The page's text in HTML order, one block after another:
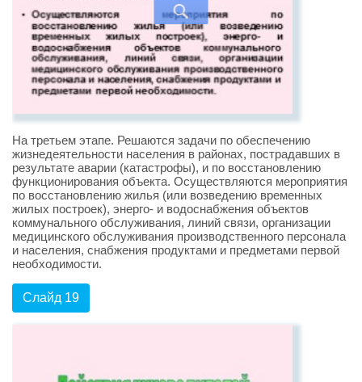
На третьем этапе. Решаются задачи по обеспечению
жизнедеятельности населения в районах, пострадавших в
результате аварии (катастрофы), и по восстановлению
функционирования объекта. Осуществляются мероприятия
по восстановлению жилья (или возведению временных
жилых построек), энерго- и водоснабжения объектов
коммунального обслуживания, линий связи, организации
медицинского обслуживания производственного персонала
и населения, снабжения продуктами и предметами первой
необходимости.
Слайд 19